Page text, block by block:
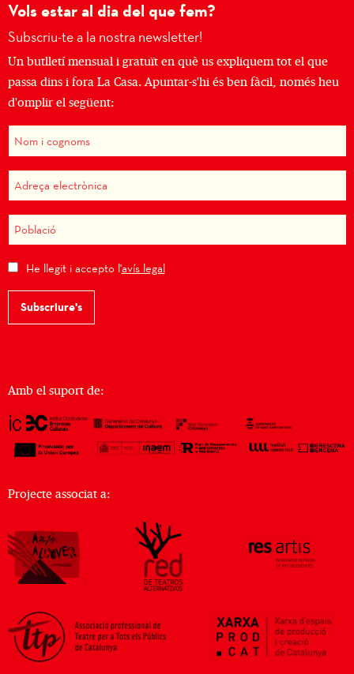
Vols estar al dia del que fem?
Subscriu-te a la nostra newsletter!
Un butlletí mensual i gratuït en què us expliquem tot el que
passa dins i fora La Casa. Apuntar-s'hi és ben fàcil, només heu
d'omplir el següent:
He llegit i accepto l'avís legal
Subscriure's
Amb el suport de:
Projecte associat a: